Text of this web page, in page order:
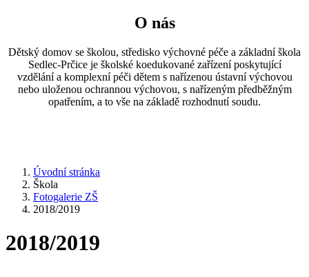
O nás
Dětský domov se školou, středisko výchovné péče a základní škola
Sedlec-Prčice je školské koedukované zařízení poskytující
vzdělání a komplexní péči dětem s nařízenou ústavní výchovou
nebo uloženou ochrannou výchovou, s nařízeným předběžným
opatřením, a to vše na základě rozhodnutí soudu.
Úvodní stránka
Škola
Fotogalerie ZŠ
2018/2019
2018/2019